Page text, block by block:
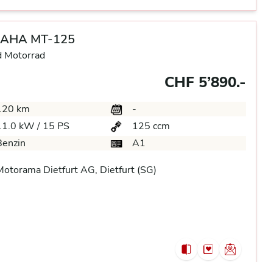
MT-125
Motorrad
CHF 5’890.-
km
-
kW / 15 PS
125 ccm
A1
Dietfurt AG, Dietfurt (SG)